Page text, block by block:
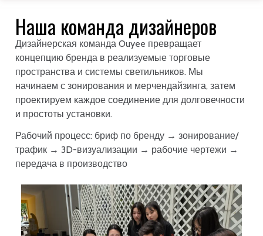
Наша команда дизайнеров
Дизайнерская команда Ouyee превращает
концепцию бренда в реализуемые торговые
пространства и системы светильников. Мы
начинаем с зонирования и мерчендайзинга, затем
проектируем каждое соединение для долговечности
и простоты установки.
Рабочий процесс: бриф по бренду → зонирование/
трафик → 3D-визуализации → рабочие чертежи →
передача в производство